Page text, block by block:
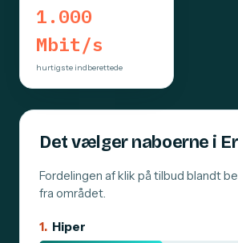
1.000
Mbit/s
hurtigste indberettede
Det vælger naboerne i
Fordelingen af klik på tilbud blandt
fra området.
1. Hiper